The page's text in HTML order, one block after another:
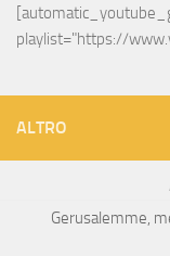
playlist="https://
ALTRO
Gerusalemme,